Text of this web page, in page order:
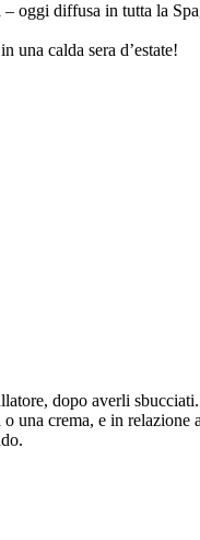
oggi diffusa in tutta la
una calda sera d’estate!
dopo averli sbucciati.
una crema, e in relazione